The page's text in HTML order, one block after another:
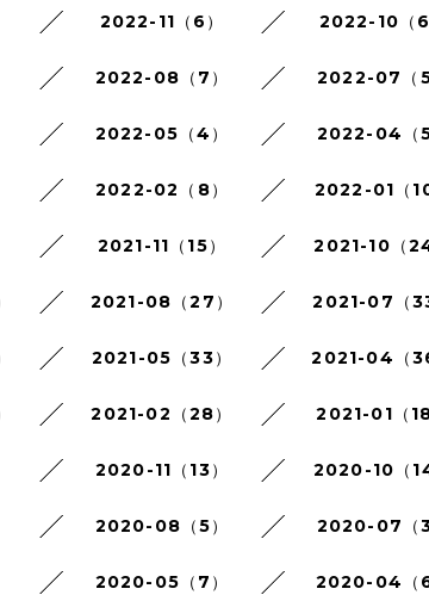
2022-11（6） 2022-10（6
2022-08（7） 2022-07（5
2022-05（4） 2022-04（5
2022-02（8） 2022-01（10
2021-11（15） 2021-10（24
2021-08（27） 2021-07（33
2021-05（33） 2021-04（
2021-02（28） 2021-01（18
2020-11（13） 2020-10（14
2020-08（5） 2020-07（3
2020-05（7） 2020-04（6